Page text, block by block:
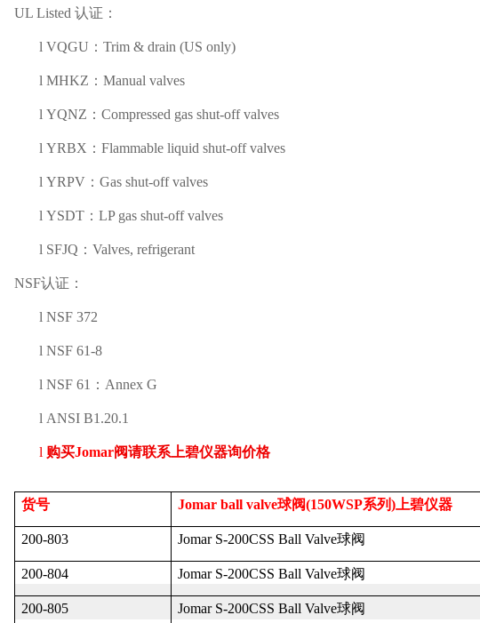
UL Listed 认证：
l VQGU ： Trim & drain (US only)
l MHKZ ： Manual valves
l YQNZ ： Compressed gas shut-off valves
l YRBX ： Flammable liquid shut-off valves
l YRPV ： Gas shut-off valves
l YSDT ： LP gas shut-off valves
l SFJQ ： Valves, refrigerant
NSF认证：
l NSF 372
l NSF 61-8
l NSF 61 ： Annex G
l ANSI B1.20.1
l 购买Jomar阀请联系上碧仪器询价格
货号 Jomar ball valve球阀(150WSP系列) 上碧仪器
200-803 Jomar S-200CSS Ball Valve球阀
200-804 Jomar S-200CSS Ball Valve球阀
200-805 Jomar S-200CSS Ball Valve球阀